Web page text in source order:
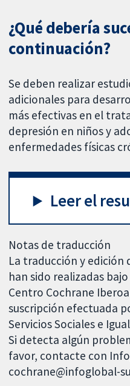
¿Qué debería
continuación?
Se deben realizar
adicionales para
más efectivas en el
depresión en niños y
enfermedades físicas
Leer el
Notas de traducción
La traducción y edición
han sido realizadas
Centro Cochrane
suscripción efectuada
Servicios Sociales e
Si detecta algún
favor, contacte con
cochrane@infoglobal-